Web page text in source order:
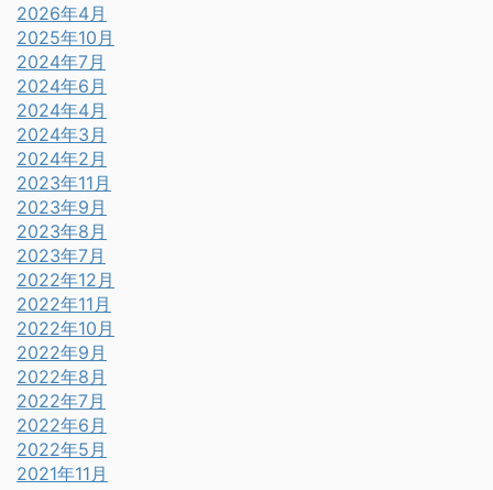
2026年4月
2025年10月
2024年7月
2024年6月
2024年4月
2024年3月
2024年2月
2023年11月
2023年9月
2023年8月
2023年7月
2022年12月
2022年11月
2022年10月
2022年9月
2022年8月
2022年7月
2022年6月
2022年5月
2021年11月